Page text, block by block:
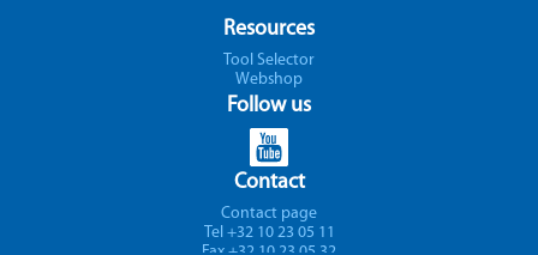
Resources
Tool Selector
Webshop
Follow us
Contact
Contact page
Tel +32 10 23 05 11